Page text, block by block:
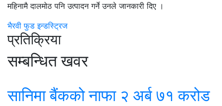
महिनामै दालमोठ पनि उत्पादन गर्ने उनले जानकारी दिए ।
भैरवी फुड इन्डस्ट्रिज
प्रतिक्रिया
सम्बन्धित खवर
सानिमा बैंकको नाफा २ अर्ब ७१ करोड